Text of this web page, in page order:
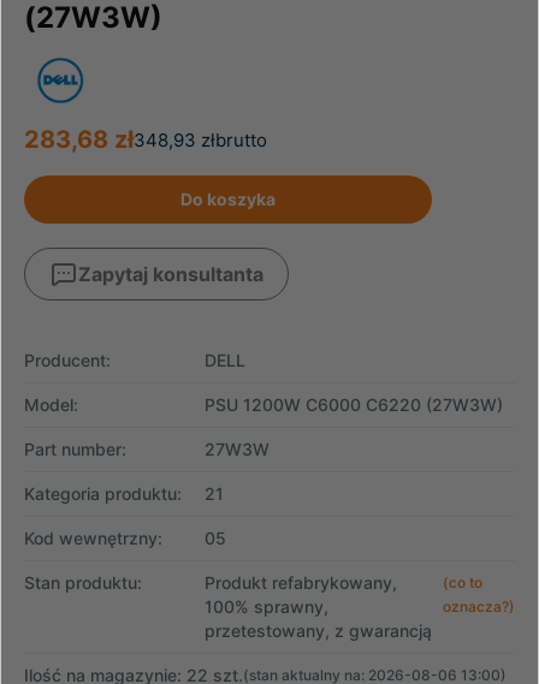
(27W3W)
brutto
348,93 zł
283,68 zł
Do koszyka
Zapytaj konsultanta
Producent: DELL
Model: PSU 1200W C6000 C6220 (27W3W)
Part number: 27W3W
Kategoria produktu: 21
Kod wewnętrzny: 05
Stan produktu:
Produkt refabrykowany,
100% sprawny,
przetestowany, z gwarancją
(co to
oznacza?)
Ilość na magazynie: 22 szt.(stan aktualny na: 2026-08-06 13:00)